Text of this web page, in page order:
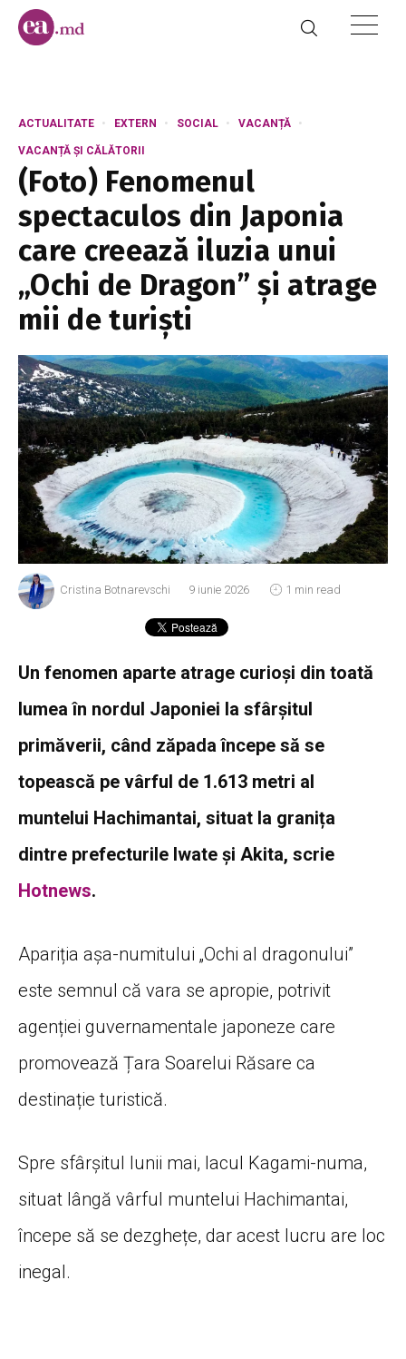
ACTUALITATE EXTERN SOCIAL VACANȚĂ
VACANȚĂ ȘI CĂLĂTORII
(Foto) Fenomenul
spectaculos din Japonia
care creează iluzia unui
„Ochi de Dragon” și atrage
mii de turiști
Cristina Botnarevschi 9 iunie 2026 1 min read
Un fenomen aparte atrage curioși din toată
lumea în nordul Japoniei la sfârșitul
primăverii, când zăpada începe să se
topească pe vârful de 1.613 metri al
muntelui Hachimantai, situat la granița
dintre prefecturile Iwate și Akita, scrie
Hotnews.
Apariția așa-numitului „Ochi al dragonului”
este semnul că vara se apropie, potrivit
agenției guvernamentale japoneze care
promovează Țara Soarelui Răsare ca
destinație turistică.
Spre sfârșitul lunii mai, lacul Kagami-numa,
situat lângă vârful muntelui Hachimantai,
începe să se dezghețe, dar acest lucru are loc
inegal.